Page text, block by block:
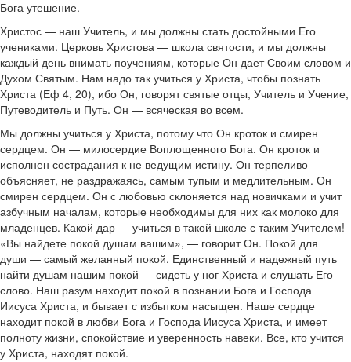
Бога утешение.
Христос — наш Учитель, и мы должны стать достойными Его
учениками. Церковь Христова — школа святости, и мы должны
каждый день внимать поучениям, которые Он дает Своим словом и
Духом Святым. Нам надо так учиться у Христа, чтобы познать
Христа (Еф 4, 20), ибо Он, говорят святые отцы, Учитель и Учение,
Путеводитель и Путь. Он — всяческая во всем.
Мы должны учиться у Христа, потому что Он кроток и смирен
сердцем. Он — милосердие Воплощенного Бога. Он кроток и
исполнен сострадания к не ведущим истину. Он терпеливо
объясняет, не раздражаясь, самым тупым и медлительным. Он
смирен сердцем. Он с любовью склоняется над новичками и учит
азбучным началам, которые необходимы для них как молоко для
младенцев. Какой дар — учиться в такой школе с таким Учителем!
«Вы найдете покой душам вашим», — говорит Он. Покой для
души — самый желанный покой. Единственный и надежный путь
найти душам нашим покой — сидеть у ног Христа и слушать Его
слово. Наш разум находит покой в познании Бога и Господа
Иисуса Христа, и бывает с избытком насыщен. Наше сердце
находит покой в любви Бога и Господа Иисуса Христа, и имеет
полноту жизни, спокойствие и уверенность навеки. Все, кто учится
у Христа, находят покой.